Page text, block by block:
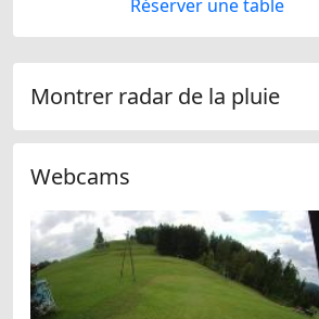
Réserver une table
Montrer radar de la pluie
Webcams